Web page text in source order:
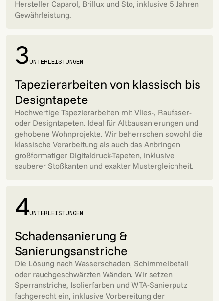
Hersteller Caparol, Brillux und Sto, inklusive 5 Jahren
Gewährleistung.
3UNTERLEISTUNGEN
Tapezierarbeiten von klassisch bis
Designtapete
Hochwertige Tapezierarbeiten mit Vlies-, Raufaser-
oder Designtapeten. Ideal für Altbausanierungen und
gehobene Wohnprojekte. Wir beherrschen sowohl die
klassische Verarbeitung als auch das Anbringen
großformatiger Digitaldruck-Tapeten, inklusive
sauberer Stoßkanten und exakter Mustergleichheit.
4UNTERLEISTUNGEN
Schadensanierung &
Sanierungsanstriche
Die Lösung nach Wasserschaden, Schimmelbefall
oder rauchgeschwärzten Wänden. Wir setzen
Sperranstriche, Isolierfarben und WTA-Sanierputz
fachgerecht ein, inklusive Vorbereitung der